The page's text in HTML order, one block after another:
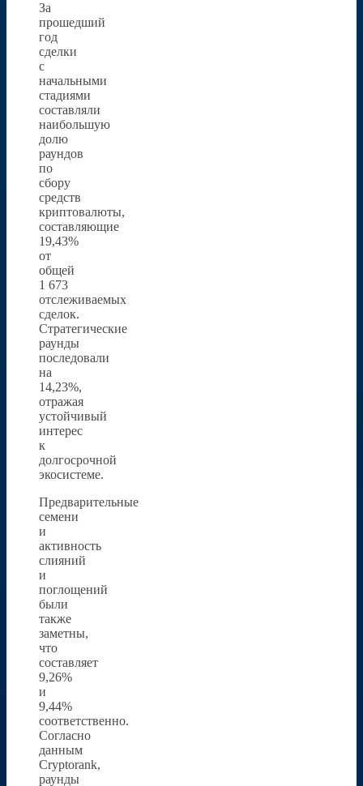
За
прошедший
год
сделки
с
начальными
стадиями
составляли
наибольшую
долю
раундов
по
сбору
средств
криптовалюты,
составляющие
19,43%
от
общей
1 673
отслеживаемых
сделок.
Стратегические
раунды
последовали
на
14,23%,
отражая
устойчивый
интерес
к
долгосрочной
экосистеме.
Предварительные
семени
и
активность
слияний
и
поглощений
были
также
заметны,
что
составляет
9,26%
и
9,44%
соответственно.
Согласно
данным
Cryptorank,
раунды